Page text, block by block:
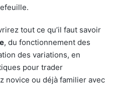
tout ce qu’il faut savoir
, du fonctionnement des
des variations, en
pour trader
novice ou déjà familier avec